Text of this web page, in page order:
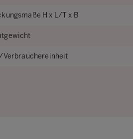
H x L/T x B
Verbrauchereinheit